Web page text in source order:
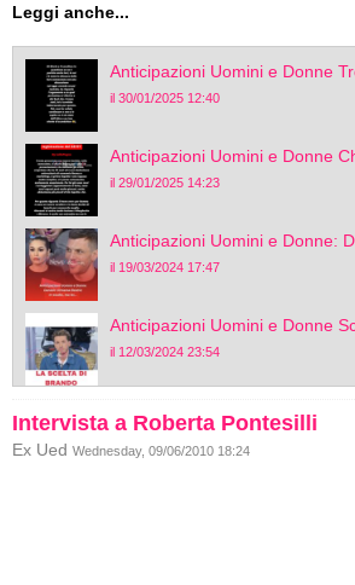
Leggi anche...
Anticipazioni Uomini e Donne
il 30/01/2025 12:40
Anticipazioni Uomini e Donne
il 29/01/2025 14:23
Anticipazioni Uomini e Donne:
il 19/03/2024 17:47
Anticipazioni Uomini e Donne
il 12/03/2024 23:54
Intervista a Roberta Pontesilli
Ex Ued Wednesday, 09/06/2010 18:24